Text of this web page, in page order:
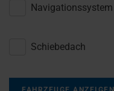
Navigationssystem
Schiebedach